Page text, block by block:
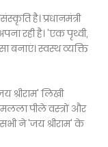
है। प्रधानमंत्री
रही है। 'एक पृथ्वी,
बनाएं। स्वस्थ व्यक्ति
श्रीराम' लिखी
पीले वस्त्रों और
ने 'जय श्रीराम' के